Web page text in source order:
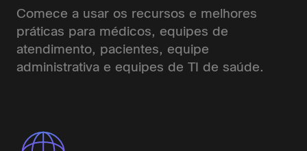
Comece a usar os recursos e melhores
práticas para médicos, equipes de
atendimento, pacientes, equipe
administrativa e equipes de TI de saúde.